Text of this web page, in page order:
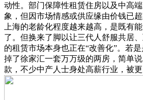
动性。部门保障性租赁住房以及中高
象，但因市场情感或供应缘由价钱已超
上海的老龄化程度越来越高，是既有
了。但换来了脚以让三代人舒服共居
的租赁市场本身也正在“改善化”。若
掉了徐家汇一套万万级的两房，简单
款，不少中产人士身处高薪行业，被更